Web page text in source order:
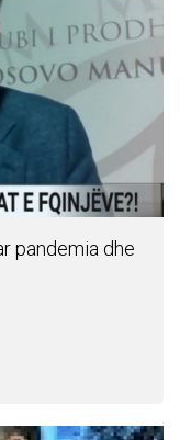
pandemia dhe